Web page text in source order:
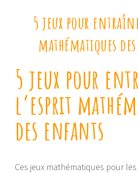
5 jeux pour
mathématiques
5 jeux pour
l’esprit
des enfants
Ces jeux mathématiques pour